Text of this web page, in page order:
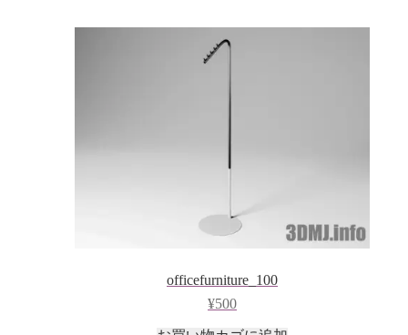
officefurniture_100
¥500